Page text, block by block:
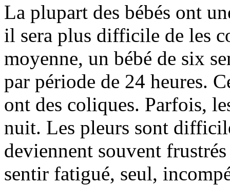
La plupart des bébés ont
il sera plus difficile de les
moyenne, un bébé de six
par période de 24 heures.
ont des coliques. Parfois,
nuit. Les pleurs sont
deviennent souvent
sentir fatigué, seul,